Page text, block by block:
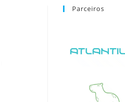
Parceiros